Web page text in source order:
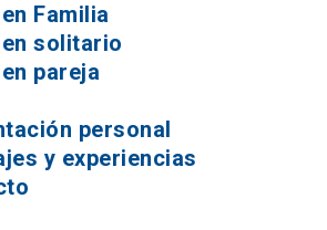
Familia
solitario
pareja
personal
y experiencias